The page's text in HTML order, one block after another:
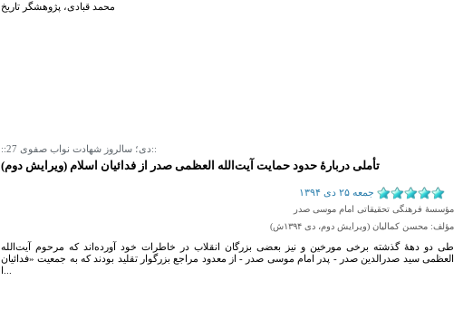
محمد قبادی، پژوهشگر تاریخ
::27 دی؛ سالروز شهادت نواب صفوی::
تأملی دربارۀ حدود حمایت آیت‌الله العظمی صدر از فدائیان اسلام (ویرایش دوم)
مؤسسۀ فرهنگی تحقیقاتی امام موسی صدر
مؤلف: محسن کمالیان (ویرایش دوم، دی ۱۳۹۴ش)
طی دو دههٔ گذشته برخی مورخین و نیز بعضی بزرگان انقلاب در خاطرات خود آورده‌اند که مرحوم آیت‌الله
العظمی سید صدرالدین صدر - پدر امام موسی صدر - از معدود مراجع بزرگوار تقلید بودند که به جمعیت «فدائیان